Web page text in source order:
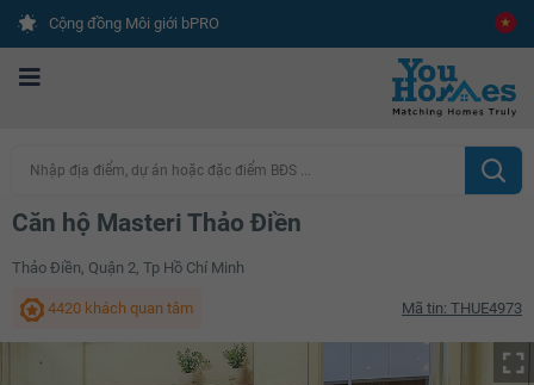
Cộng đồng Môi giới bPRO
Nhập địa điểm, dự án hoặc đặc điểm BĐS ...
Căn hộ Masteri Thảo Điền
Thảo Điền, Quận 2, Tp Hồ Chí Minh
4420 khách quan tâm Mã tin: THUE4973